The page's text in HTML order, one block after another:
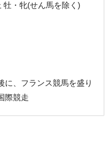
牡・牝(せん馬を除く)
に、フランス競馬を盛り
際競走